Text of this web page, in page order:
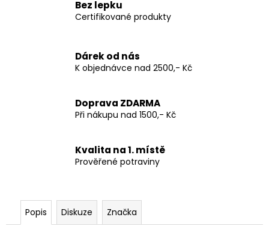
Bez lepku
Certifikované produkty
Dárek od nás
K objednávce nad 2500,- Kč
Doprava ZDARMA
Při nákupu nad 1500,- Kč
Kvalita na 1. místě
Prověřené potraviny
Popis Diskuze Značka